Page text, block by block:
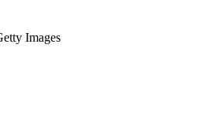
Images